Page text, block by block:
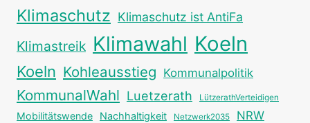
Klimaschutz Klimaschutz ist AntiFa
Klimastreik Klimawahl Koeln
Koeln Kohleausstieg Kommunalpolitik
KommunalWahl Luetzerath LützerathVerteidigen
Mobilitätswende Nachhaltigkeit Netzwerk2035 NRW